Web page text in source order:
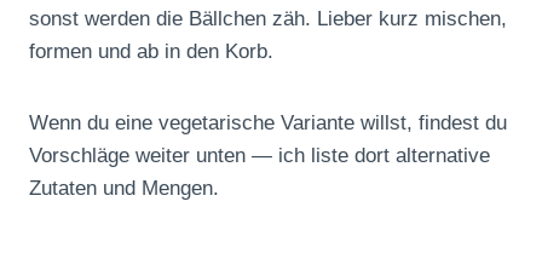
sonst werden die Bällchen zäh. Lieber kurz mischen,
formen und ab in den Korb.
Wenn du eine vegetarische Variante willst, findest du
Vorschläge weiter unten — ich liste dort alternative
Zutaten und Mengen.